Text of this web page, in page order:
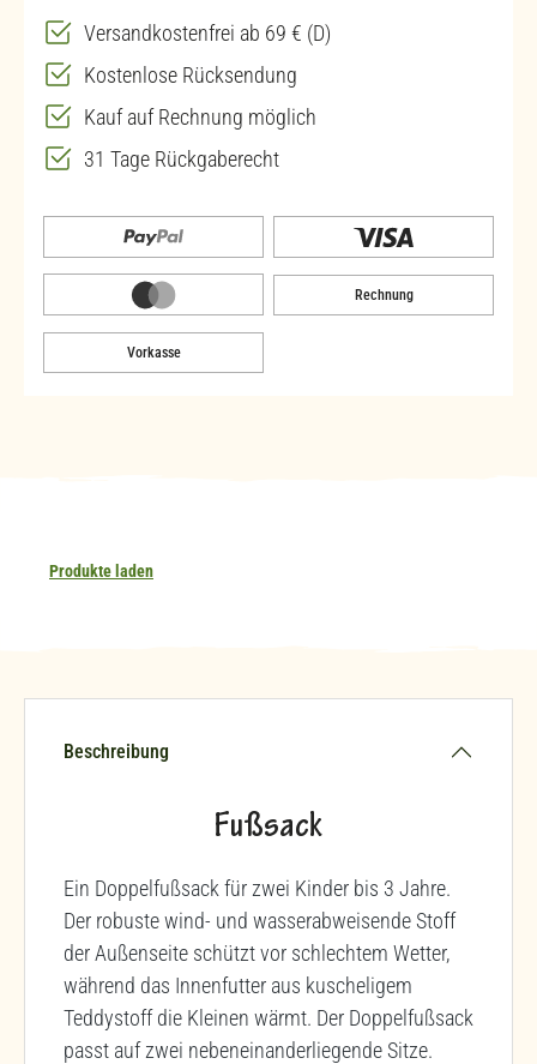
Versandkostenfrei ab 69 € (D)
Kostenlose Rücksendung
Kauf auf Rechnung möglich
31 Tage Rückgaberecht
Rechnung
Vorkasse
Produkte laden
Beschreibung
Fußsack
Ein Doppelfußsack für zwei Kinder bis 3 Jahre.
Der robuste wind- und wasserabweisende Stoff
der Außenseite schützt vor schlechtem Wetter,
während das Innenfutter aus kuscheligem
Teddystoff die Kleinen wärmt. Der Doppelfußsack
passt auf zwei nebeneinanderliegende Sitze.